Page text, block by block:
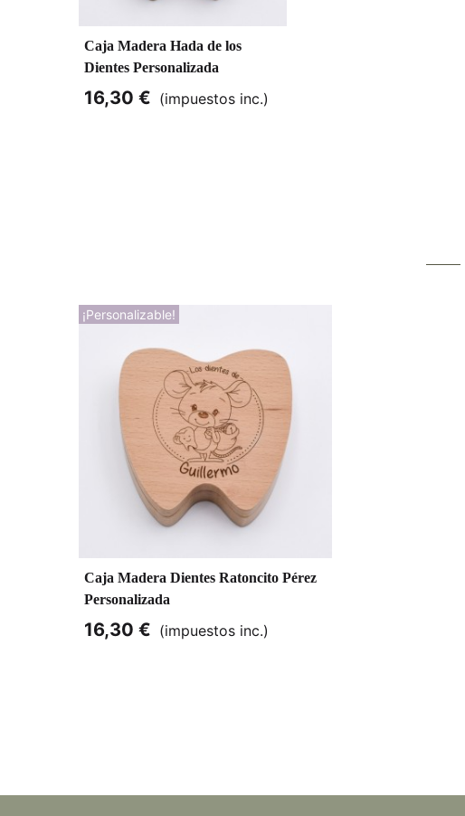
Caja Madera Hada de los
Dientes Personalizada
16,30 € (impuestos inc.)
¡Personalizable!
Caja Madera Dientes Ratoncito Pérez
Personalizada
16,30 € (impuestos inc.)